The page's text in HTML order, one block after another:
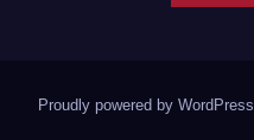
Proudly powered by WordPress